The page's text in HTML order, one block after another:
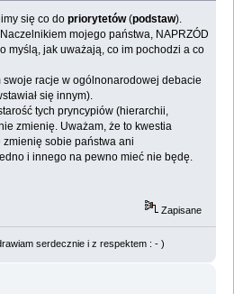
się co dopriorytetów(podstaw).
mojego państwa, NAPRZÓD
myślą, jak uważają, co im pochodzi a co
swoje racje w ogólnonarodowej debacie
się innym).
tych pryncypiów (hierarchii,
zmienię. Uważam, że to kwestia
sobie państwa ani
i innego na pewno mieć nie będę.
Zapisane
serdecznie i z respektem : - )